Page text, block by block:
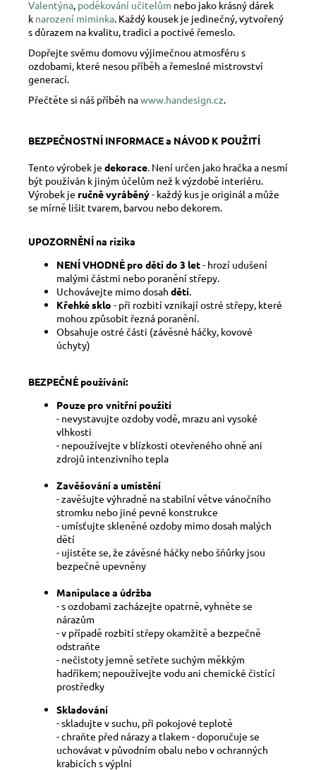
Valentýna, poděkování učitelům nebo jako krásný dárek
k narození miminka. Každý kousek je jedinečný, vytvořený
s důrazem na kvalitu, tradici a poctivé řemeslo.
Dopřejte svému domovu výjimečnou atmosféru s
ozdobami, které nesou příběh a řemeslné mistrovství
generací.
Přečtěte si náš příběh nawww.handesign.cz.
BEZPEČNOSTNÍ INFORMACE a NÁVOD K POUŽITÍ
Tento výrobek je dekorace. Není určen jako hračka a nesmí
být používán k jiným účelům než k výzdobě interiéru.
Výrobek je ručně vyráběný- každý kus je originál a může
se mírně lišit tvarem, barvou nebo dekorem.
UPOZORNĚNÍ na rizika
NENÍ VHODNÉ pro děti do 3 let- hrozí udušení
malými částmi nebo poranění střepy.
Uchovávejte mimo dosah dětí.
Křehké sklo - při rozbití vznikají ostré střepy, které
mohou způsobit řezná poranění.
Obsahuje ostré části (závěsné háčky, kovové
úchyty)
BEZPEČNÉ používání:
Pouze pro vnitřní použití
- nevystavujte ozdoby vodě, mrazu ani vysoké
vlhkosti
- nepoužívejte v blízkosti otevřeného ohně ani
zdrojů intenzivního tepla
Zavěšování a umístění
- zavěšujte výhradně na stabilní větve vánočního
stromku nebo jiné pevné konstrukce
- umísťujte skleněné ozdoby mimo dosah malých
dětí
- ujistěte se, že závěsné háčky nebo šňůrky jsou
bezpečně upevněny
Manipulace a údržba
- s ozdobami zacházejte opatrně, vyhněte se
nárazům
- v případě rozbití střepy okamžitě a bezpečně
odstraňte
- nečistoty jemně setřete suchým měkkým
hadříkem; nepoužívejte vodu ani chemické čistící
prostředky
Skladování
- skladujte v suchu, při pokojové teplotě
- chraňte před nárazy a tlakem - doporučuje se
uchovávat v původním obalu nebo v ochranných
krabicích s výplní